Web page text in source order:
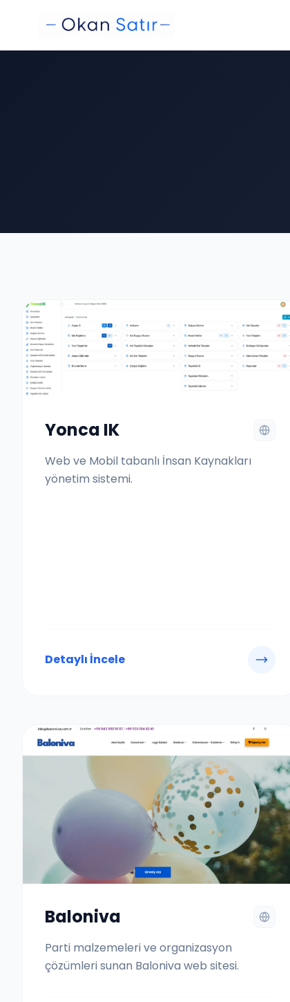
Yonca IK
Web ve Mobil tabanlı İnsan Kaynakları
yönetim sistemi.
Detaylı İncele
Baloniva
Parti malzemeleri ve organizasyon
çözümleri sunan Baloniva web sitesi.